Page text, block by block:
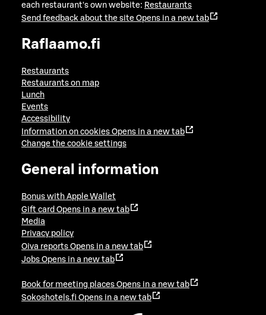
each restaurant's own website: Restaurants
Send feedback about the site Opens in a new tab
Raflaamo.fi
Restaurants
Restaurants on map
Lunch
Events
Accessibility
Information on cookies Opens in a new tab
Change the cookie settings
General information
Bonus with Apple Wallet
Gift card Opens in a new tab
Media
Privacy policy
Oiva reports Opens in a new tab
Jobs Opens in a new tab
Book for meeting places Opens in a new tab
Sokoshotels.fi Opens in a new tab